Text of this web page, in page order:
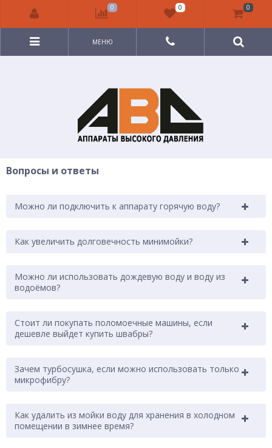
МЕНЮ
Вопросы и ответы
Можно ли подключить к аппарату горячую воду?
Как увеличить долговечность минимойки?
Можно ли использовать дождевую воду и воду из
водоёмов?
Стоит ли покупать поломоечные машины, если
дешевле выйдет купить швабры?
Зачем турбосушка, если можно использовать только
микрофибру?
Как удалить из мойки воду для хранения в холодном
помещении в зимнее время?
0 0 0